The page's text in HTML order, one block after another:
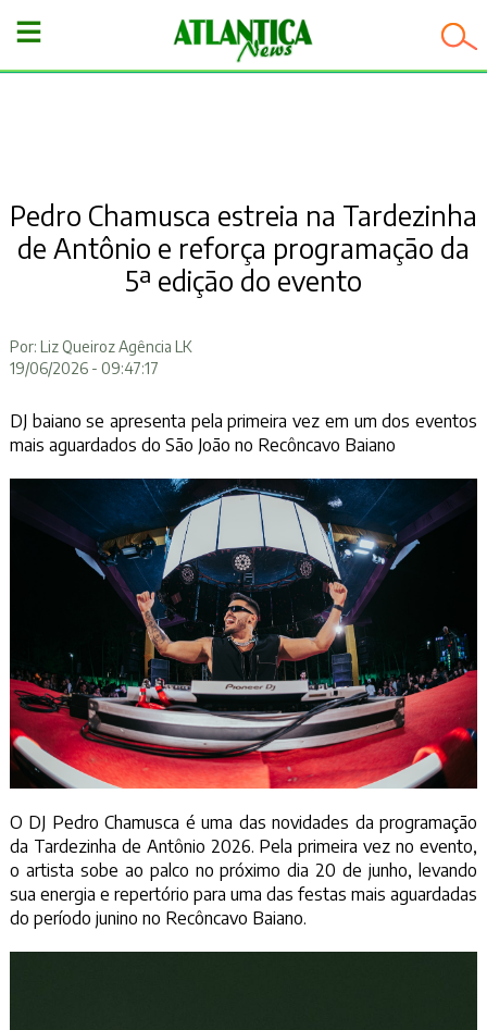
−
Pedro Chamusca estreia na Tardezinha
de Antônio e reforça programação da
5ª edição do evento
Por: Liz Queiroz Agência LK
19/06/2026 - 09:47:17
DJ baiano se apresenta pela primeira vez em um dos eventos
mais aguardados do São João no Recôncavo Baiano
O DJ Pedro Chamusca é uma das novidades da programação
da Tardezinha de Antônio 2026. Pela primeira vez no evento,
o artista sobe ao palco no próximo dia 20 de junho, levando
sua energia e repertório para uma das festas mais aguardadas
do período junino no Recôncavo Baiano.